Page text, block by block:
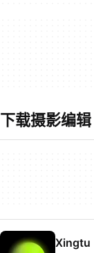
下载摄影编
Xingtu